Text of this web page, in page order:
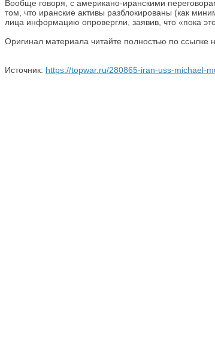
Вообще говоря, с американо-иранскими
том, что иранские активы разблокированы (как
лица информацию опровергли, заявив, что «пока это
Оригинал материала читайте полностью по ссылке
Источник: https://topwar.ru/280865-iran-uss-michael-